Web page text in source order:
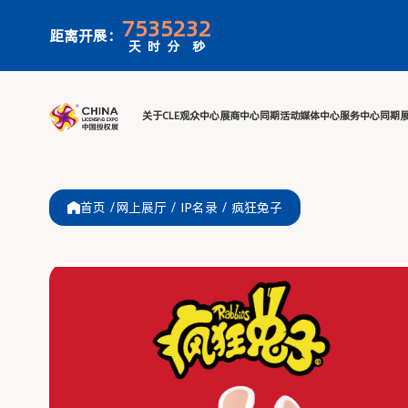
距离开展： 75
天
3
时
52
分
32
秒
首页 /网上展厅 / IP名录 / 疯狂兔子